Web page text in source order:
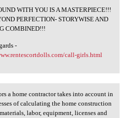
WITH YOU IS A
WITH YOU IS A MASTERPIECE!!!
PERFECTION- STORYWISE AND
COMBINED!!!
-
call-girls.html
a home contractor
a home contractor takes into account in
of calculating the home construction
labor, equipment, licenses and